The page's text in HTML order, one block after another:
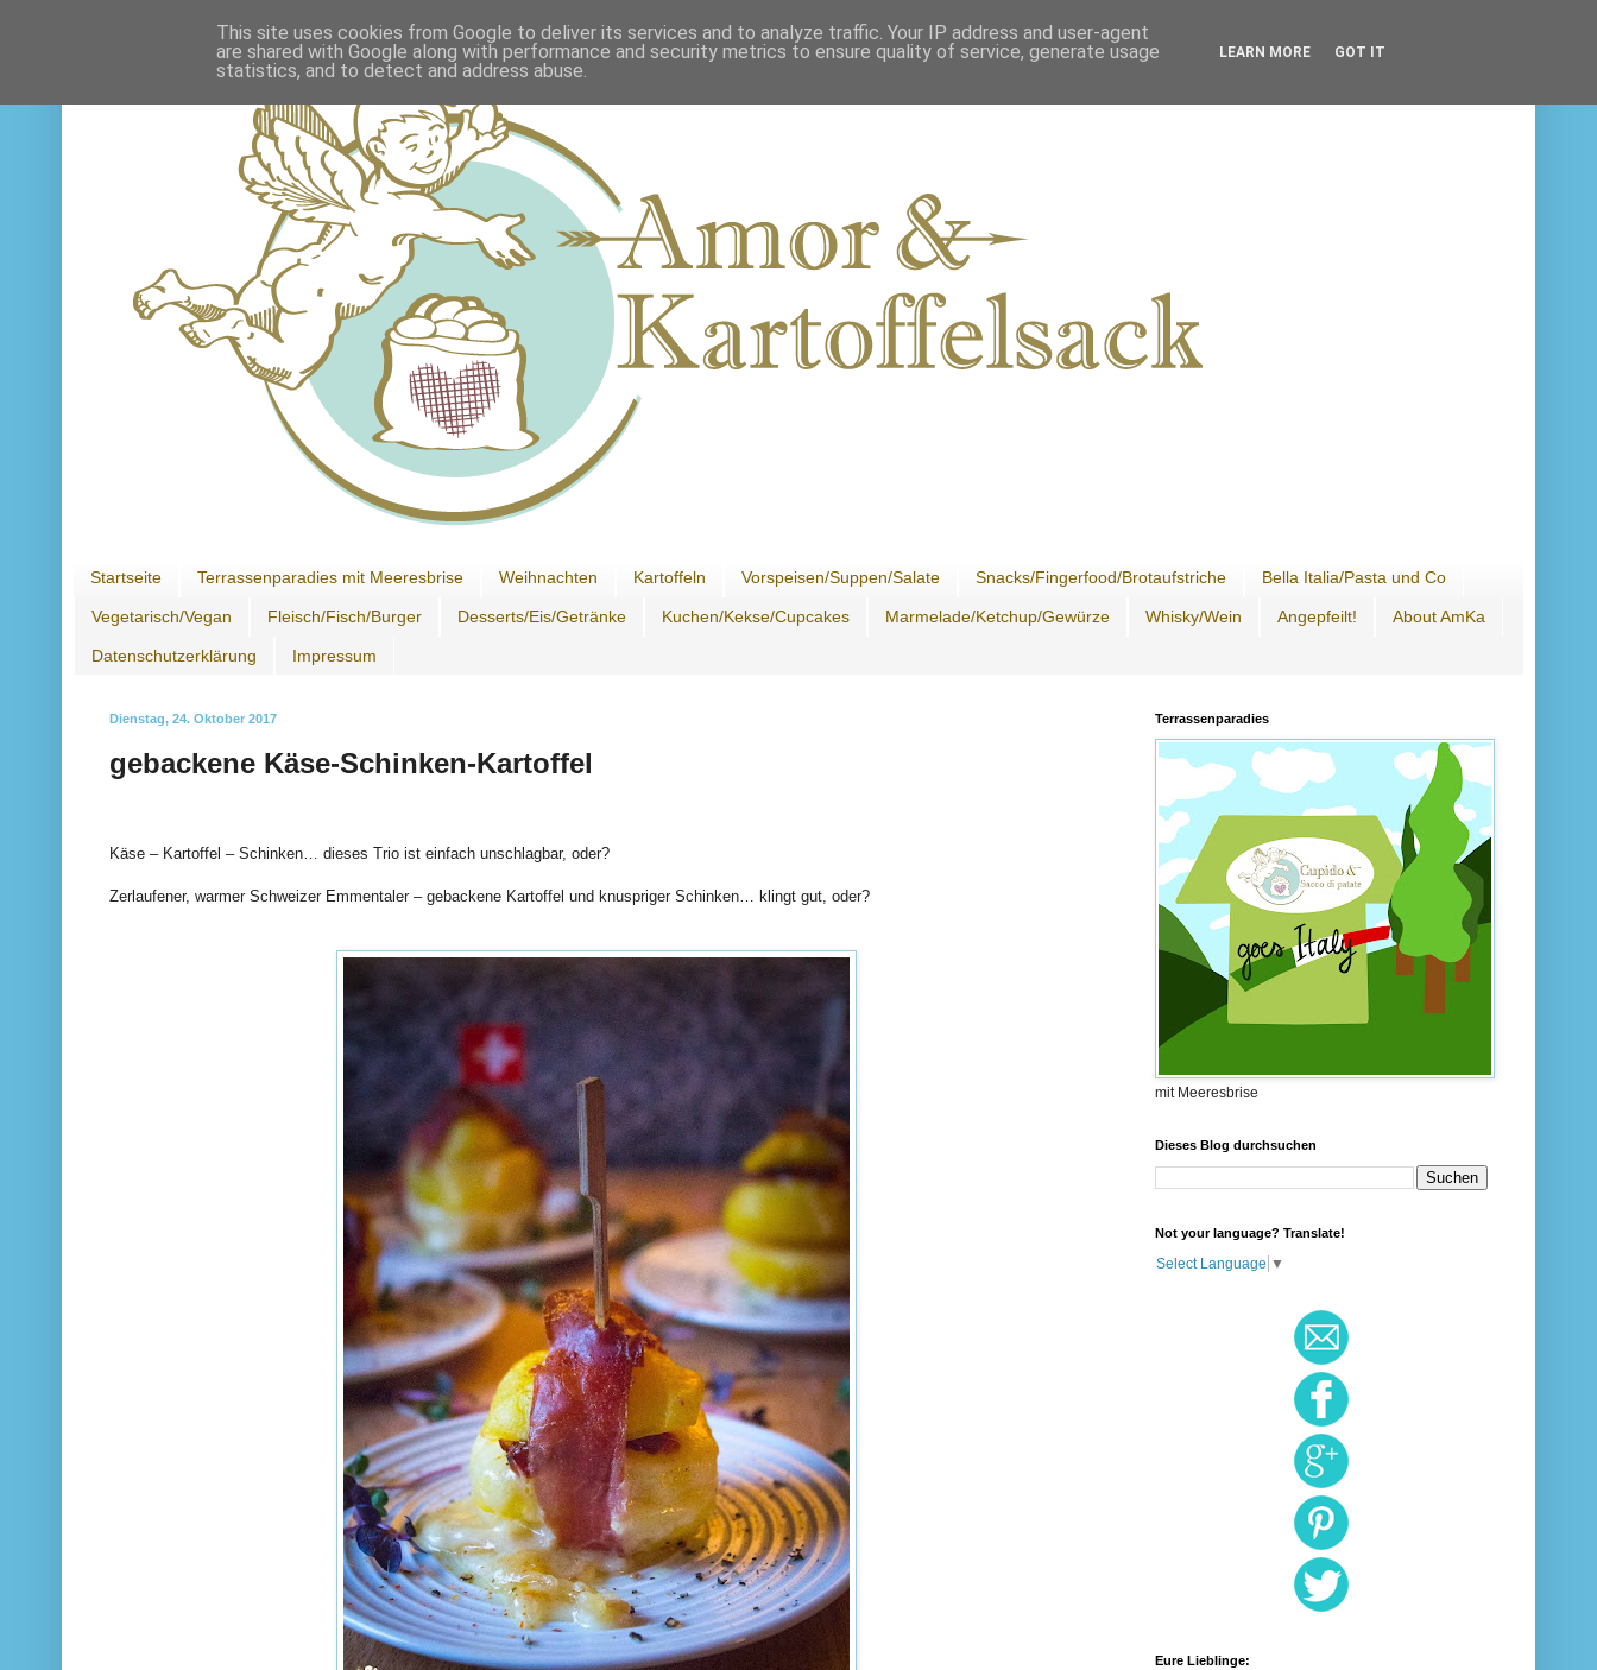
Startseite Terrassenparadies mit Meeresbrise Weihnachten Kartoffeln Vorspeisen/Suppen/Salate Snacks/Fingerfood/Brotaufstriche Bella Italia/Pasta und Co
Vegetarisch/Vegan Fleisch/Fisch/Burger Desserts/Eis/Getränke Kuchen/Kekse/Cupcakes Marmelade/Ketchup/Gewürze Whisky/Wein Angepfeilt! About AmKa
Datenschutzerklärung Impressum
Dienstag, 24. Oktober 2017
gebackene Käse-Schinken-Kartoffel
Käse – Kartoffel – Schinken… dieses Trio ist einfach unschlagbar, oder?
Zerlaufener, warmer Schweizer Emmentaler – gebackene Kartoffel und knuspriger Schinken… klingt gut, oder?
Terrassenparadies
mit Meeresbrise
Dieses Blog durchsuchen
Not your language? Translate!
Select Language ▼
Eure Lieblinge:
This site uses cookies from Google to deliver its services and to analyze traffic. Your IP address and user-agent
are shared with Google along with performance and security metrics to ensure quality of service, generate usage
statistics, and to detect and address abuse.
LEARN MORE GOT IT